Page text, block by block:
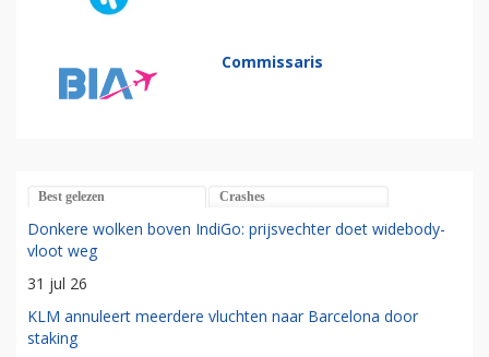
Commissaris
Best gelezen Crashes
Donkere wolken boven IndiGo: prijsvechter doet widebody-
vloot weg
31 jul 26
KLM annuleert meerdere vluchten naar Barcelona door
staking